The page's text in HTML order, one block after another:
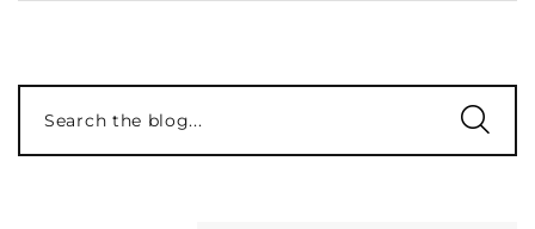
Search the blog...